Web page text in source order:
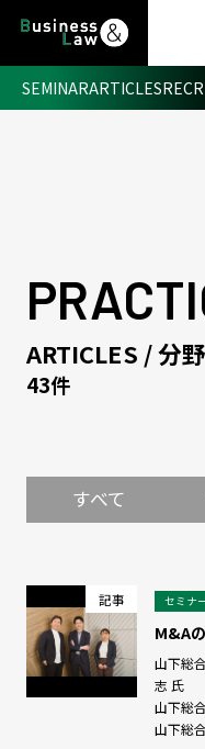
SEMINARARTICLES
ARTICLES / 分
43件
すべて
記事 セミナ
M&A
山下総
志 氏
山下総
山下総